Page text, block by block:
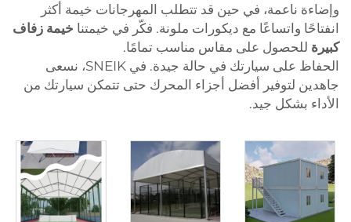
وإضاءة ناعمة، في حين قد تتطلب المهرجانات خيمة أكثر
انفتاحًا واتساعًا مع ديكورات ملونة. فكّر في خيمتنا خيمة زفاف
كبيرة للحصول على مقاس مناسب تمامًا.
الحفاظ على سيارتك في حالة جيدة. في SNEIK، نسعى
جاهدين لتوفير أفضل أجزاء المحرك حتى تتمكن سيارتك من
الأداء بشكل جيد.